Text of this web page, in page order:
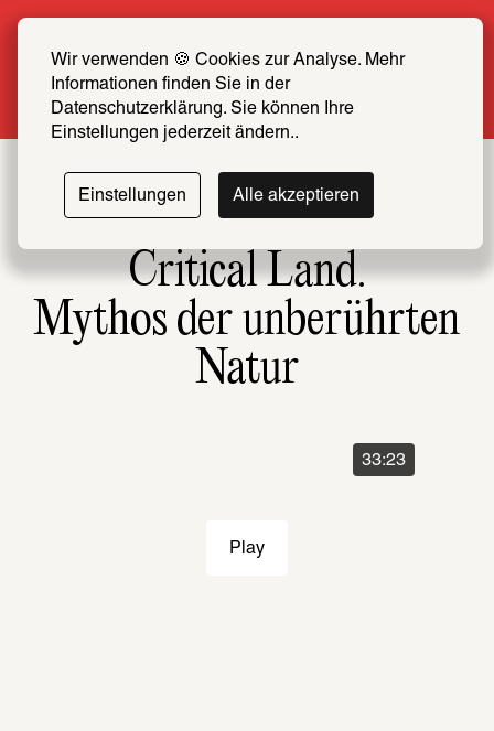
Wir verwenden 🍪 Cookies zur Analyse. Mehr
Informationen finden Sie in der
Datenschutzerklärung. Sie können Ihre
Einstellungen jederzeit ändern..
Einstellungen Alle akzeptieren
SCHIRN FREUND*IN werden
Mehr erfahren
Critical Land.
Mythos der unberührten
Natur
Play
33:23